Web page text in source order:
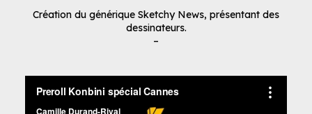
Création du générique Sketchy News, présentant des
dessinateurs.
–